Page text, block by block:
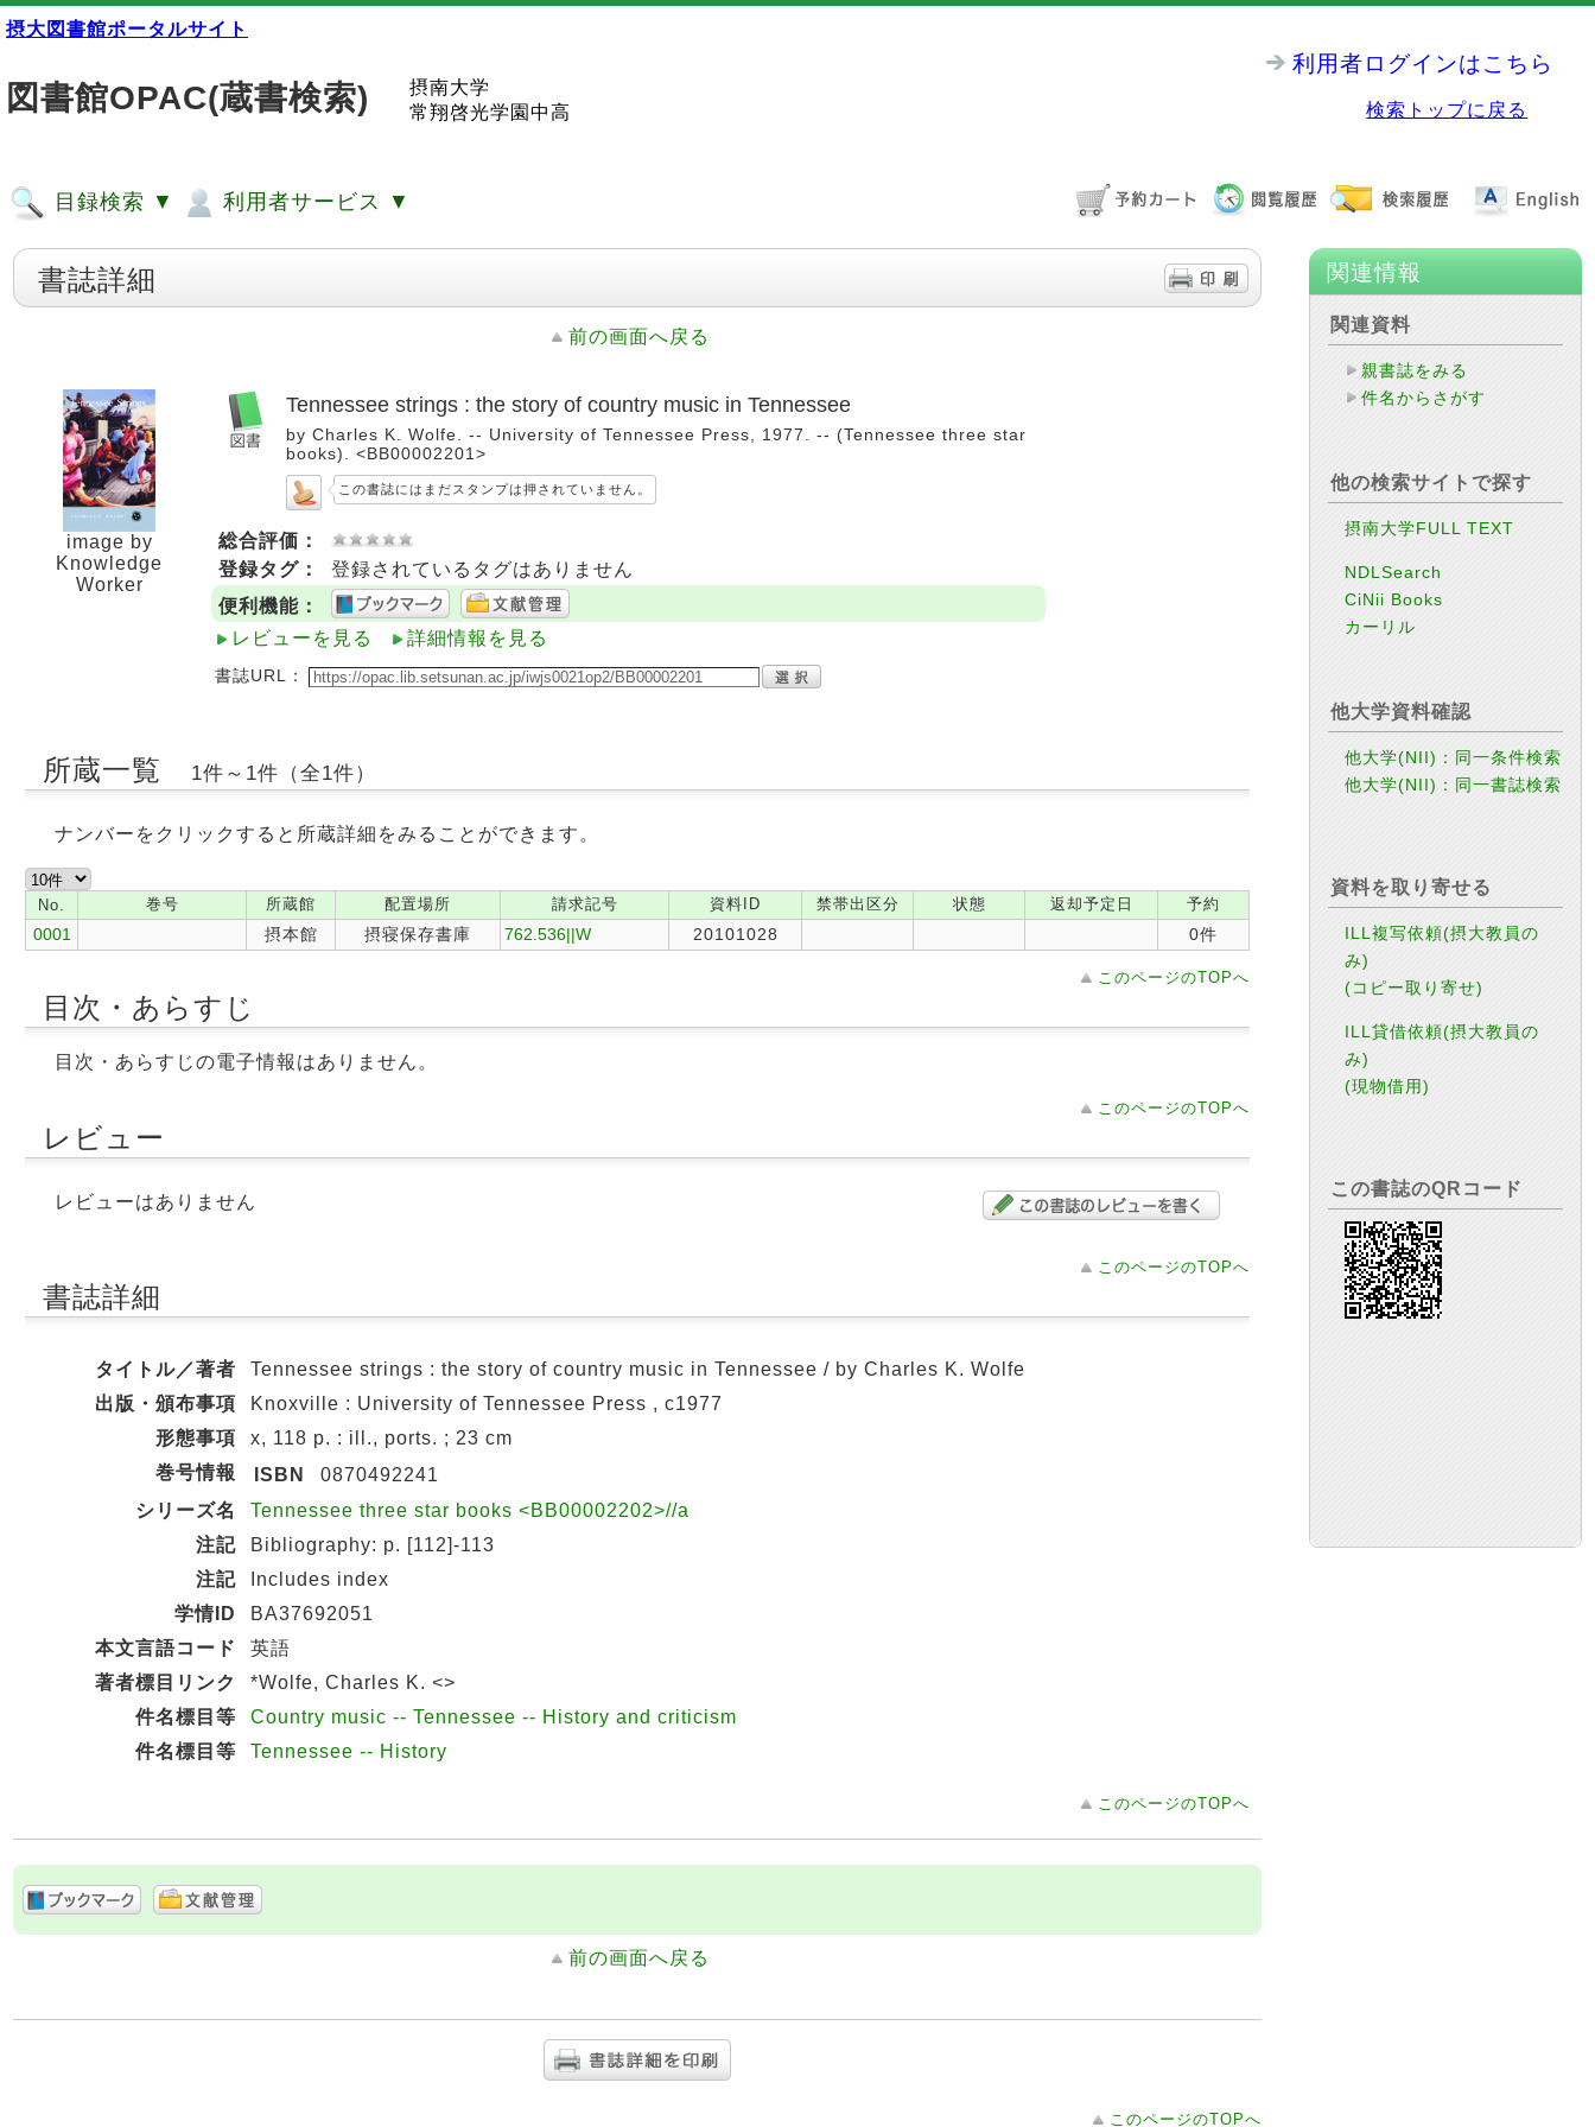
摂大図書館ポータルサイト
図書館OPAC(蔵書検索)
摂南大学
常翔啓光学園中高
利用者ログインはこちら
検索トップに戻る
目録検索 ▼ 利用者サービス ▼
書誌詳細
前の画面へ戻る
image by
Knowledge
Worker
Tennessee strings : the story of country music in Tennessee
by Charles K. Wolfe. -- University of Tennessee Press, 1977. -- (Tennessee three star
books). <BB00002201>
この書誌にはまだスタンプは押されていません。
総合評価：
登録タグ：
登録されているタグはありません
便利機能：
レビューを見る
詳細情報を見る
書誌URL：
所蔵一覧 1件～1件（全1件）
ナンバーをクリックすると所蔵詳細をみることができます。
No. 巻号 所蔵館 配置場所 請求記号 資料ID 禁帯出区分 状態 返却予定日 予約
0001 摂本館 摂寝保存書庫 762.536||W 20101028 0件
このページのTOPへ
目次・あらすじ
目次・あらすじの電子情報はありません。
このページのTOPへ
レビュー
レビューはありません
このページのTOPへ
書誌詳細
タイトル／著者
Tennessee strings : the story of country music in Tennessee / by Charles K. Wolfe
出版・頒布事項
Knoxville : University of Tennessee Press , c1977
形態事項
x, 118 p. : ill., ports. ; 23 cm
巻号情報
ISBN
0870492241
シリーズ名
Tennessee three star books <BB00002202>//a
注記
Bibliography: p. [112]-113
注記
Includes index
学情ID
BA37692051
本文言語コード
英語
著者標目リンク
*Wolfe, Charles K. <>
件名標目等
Country music -- Tennessee -- History and criticism
件名標目等
Tennessee -- History
このページのTOPへ
前の画面へ戻る
このページのTOPへ
関連情報
関連資料
親書誌をみる
件名からさがす
他の検索サイトで探す
摂南大学FULL TEXT
NDLSearch
CiNii Books
カーリル
他大学資料確認
他大学(NII)：同一条件検索
他大学(NII)：同一書誌検索
資料を取り寄せる
ILL複写依頼(摂大教員の
み)
(コピー取り寄せ)
ILL貸借依頼(摂大教員の
み)
(現物借用)
この書誌のQRコード